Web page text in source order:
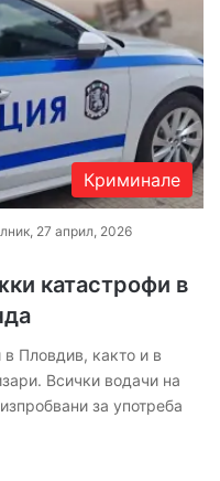
Криминале
27 април, 2026
катастрофи в
Пловдив, както и в
Всички водачи на
за употреба